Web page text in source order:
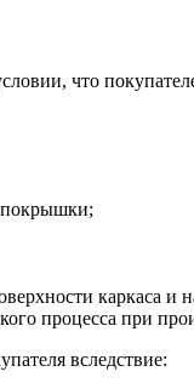
что
покрышки;
каркаса и
процесса при
вследствие: